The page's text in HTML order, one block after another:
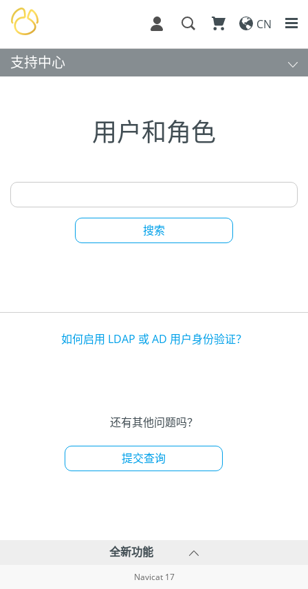
CN
支持中心
用户和角色
搜索
如何启用 LDAP 或 AD 用户身份验证？
还有其他问题吗？
提交查询
全新功能
Navicat 17